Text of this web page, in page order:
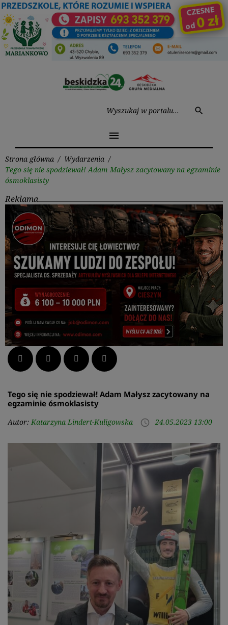
Przejdź
do
treści
search
menu
Strona główna / Wydarzenia /
Tego się nie spodziewał! Adam Małysz zacytowany na egzaminie
ósmoklasisty
Reklama
Facebook Twitter LinkedIn Pinterest
Tego się nie spodziewał! Adam Małysz zacytowany na
egzaminie ósmoklasisty
Autor: Katarzyna Lindert-Kuligowska access_time 24.05.2023 13:00